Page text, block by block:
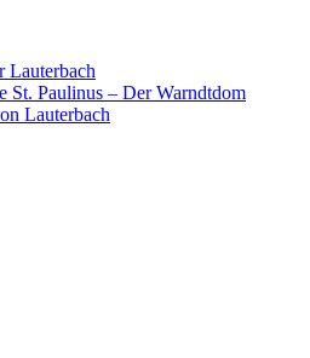
Lauterbach
St. Paulinus – Der Warndtdom
Lauterbach